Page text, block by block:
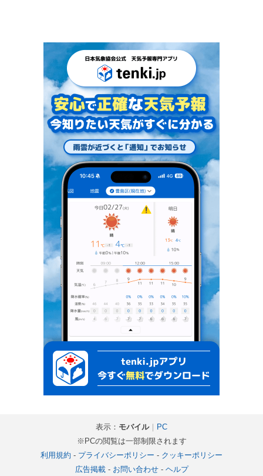
表示： モバイル｜ PC
※PCの閲覧は一部制限されます
利用規約 - プライバシーポリシー - クッキーポリシー
広告掲載- お問い合わせ- ヘルプ